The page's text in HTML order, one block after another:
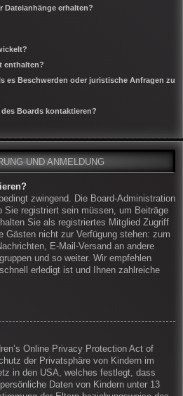
Dateianhänge erhalten?
enthalten?
es Beschwerden oder juristische Anfragen zu
Boards kontaktieren?
UND ANMELDUNG
zwingend. Die Board-Administration
Sie registriert sein müssen, um Beiträge
Sie als registriertes Mitglied Zugriff
Gästen nicht zur Verfügung stehen: zum
E-Mail-Versand an andere
und so weiter. Wir empfehlen
erledigt ist und Ihnen zahlreiche
Online Privacy Protection Act of
der Privatsphäre von Kindern im
in den USA, welches festlegt, dass
Daten von Kindern unter 13